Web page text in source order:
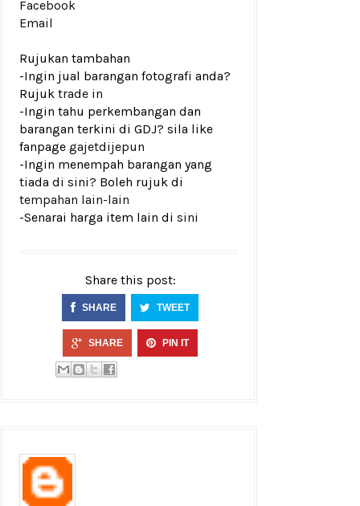
Facebook
Email
Rujukan tambahan
-Ingin jual barangan fotografi anda?
Rujuk trade in
-Ingin tahu perkembangan dan
barangan terkini di GDJ? sila like
fanpage gajetdijepun
-Ingin menempah barangan yang
tiada di sini? Boleh rujuk di
tempahan lain-lain
-Senarai harga item lain di sini
Share this post:
SHARE TWEET
SHARE PIN IT